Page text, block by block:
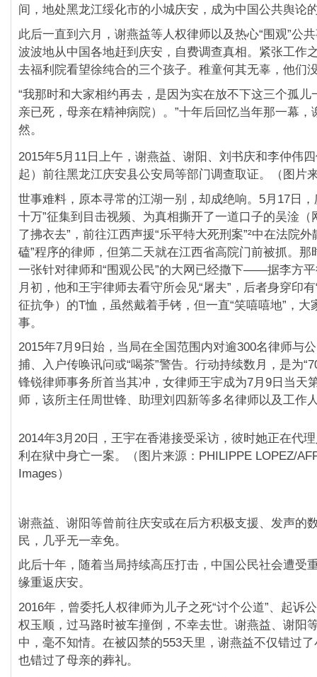
间，地处黑龙江绥化市的小城庆安，成为中国公共舆论
此后一直到六月，谢燕益等人权律师以及热心“围观”公
波波地从中国各地赶到庆安，自费调查真相。紧张工作
去福利院看望徐纯合的三个孩子。稚童何其无辜，他们
“我那时和大家相约再去，是因为实在放不下这三个孤儿
亲已死，母亲在精神病院）。”十年后回忆当年那一幕，
然。
2015年5月11日上午，谢燕益、谢阳、刘书庆和李仲伟
起）前往黑龙江庆安县公安局等部门调查取证。（图片
世事难料，原本寻常的江湖一别，却成绝响。5月17日，
十万”征集到目击视频、为真相撕开了一道口子的吴淦（
了拂衣去”，前往江西声援“乐平特大死刑案”²中在法院外
磕”程序的律师，但第二天就在江西省高院门前被抓。那
一张针对律师和“围观公民”的大网已经撒下——据李方
月初，他和王宇律师去看守所会见“屠夫”，后者身穿印
征抗争）的T恤，虽然戴着手铐，但一直“笑嘻嘻地”，大
事。
2015年7月9日始，当局在全国范围内对逾300名律师与
捕、入户传唤讯问或“喝茶”警告。行动持续数月，是为
锋锐律师事务所首当其冲，女律师王宇成为7月9日当天
师，该所主任周世锋、助理刘四新等多名律师以及工作
2014年3月20日，王宇在香港接受采访，彼时她正在代
利在狱中身亡一案。（图片来源：PHILIPPE LOPEZ/
Images）
谢燕益、谢阳等曾前往庆安或在后方积极支援、发声的
民，几乎无一幸免。
此后十年，随着当局持续高压打击，中国公民社会遭受
缘重返庆安。
2016年，曾委托人权律师为儿子之死“讨个公道”、起诉
权玉顺，过马路时被车撞倒，不幸去世。谢燕益、谢阳
中，毫不知情。在被囚禁的553天里，谢燕益不仅错过
也错过了母亲的葬礼。